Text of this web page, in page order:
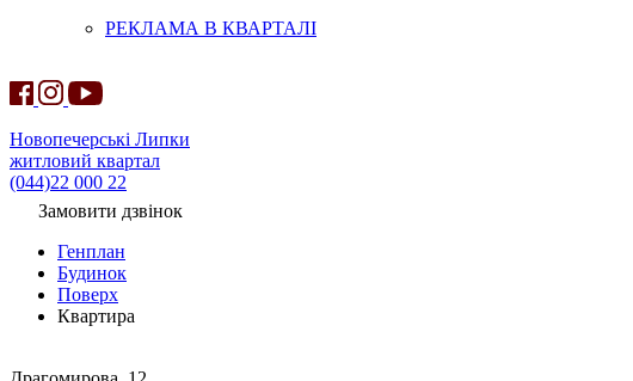
РЕКЛАМА В КВАРТАЛІ
Новопечерські Липки
житловий квартал
(044)22 000 22
Замовити дзвінок
Генплан
Будинок
Поверх
Квартира